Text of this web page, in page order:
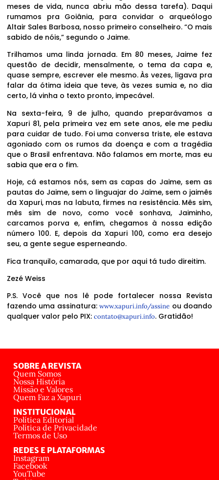
meses de vida, nunca abriu mão dessa tarefa). Daqui
rumamos pra Goiânia, para convidar o arqueólogo
Altair Sales Barbosa, nosso primeiro conselheiro. “O mais
sabido de nóis,” segundo o Jaime.
Trilhamos uma linda jornada. Em 80 meses, Jaime fez
questão de decidir, mensalmente, o tema da capa e,
quase sempre, escrever ele mesmo. Às vezes, ligava pra
falar da ótima ideia que teve, às vezes sumia e, no dia
certo, lá vinha o texto pronto, impecável.
Na sexta-feira, 9 de julho, quando preparávamos a
Xapuri 81, pela primeira vez em sete anos, ele me pediu
para cuidar de tudo. Foi uma conversa triste, ele estava
agoniado com os rumos da doença e com a tragédia
que o Brasil enfrentava. Não falamos em morte, mas eu
sabia que era o fim.
Hoje, cá estamos nós, sem as capas do Jaime, sem as
pautas do Jaime, sem o linguajar do Jaime, sem o jaimês
da Xapuri, mas na labuta, firmes na resistência. Mês sim,
mês sim de novo, como você sonhava, Jaiminho,
carcamos porva e, enfim, chegamos à nossa edição
número 100. E, depois da Xapuri 100, como era desejo
seu, a gente segue esperneando.
Fica tranquilo, camarada, que por aqui tá tudo direitim.
Zezé Weiss
P.S. Você que nos lê pode fortalecer nossa Revista
fazendo uma assinatura:www.xapuri.info/assine ou doando
qualquer valor pelo PIX: contato@xapuri.info. Gratidão!
SOBRE A REVISTA
Quem Somos
Nossa História
Missão e Valores
Quem Faz a Xapuri
INSTITUCIONAL
Política Editorial
Política de Privacidade
Termos de Uso
REDES E PLATAFORMAS
Instagram
Facebook
YouTube